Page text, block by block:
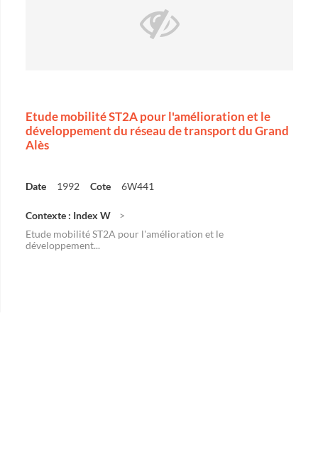
Etude mobilité ST2A pour l'amélioration et le
développement du réseau de transport du Grand
Alès
Date 1992 Cote 6W441
Contexte : Index W
Etude mobilité ST2A pour l'amélioration et le
développement...